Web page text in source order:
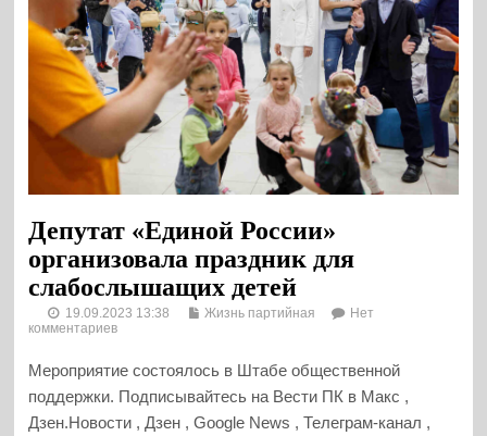
Депутат «Единой России»
организовала праздник для
слабослышащих детей
19.09.2023 13:38 Жизнь партийная
Нет
комментариев
Мероприятие состоялось в Штабе общественной
поддержки. Подписывайтесь на Вести ПК в Макс ,
Дзен.Новости , Дзен , Google News , Телеграм-канал ,